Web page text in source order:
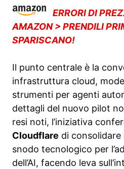
ERRORI DI
AMAZON > PRENDILI
SPARISCANO!
Il punto centrale è la
infrastruttura cloud,
strumenti per agenti
dettagli del nuovo pilot
resi noti, l’iniziativa
Cloudflare di
snodo tecnologico per
dell’AI, facendo leva